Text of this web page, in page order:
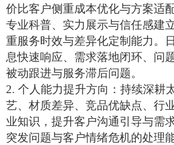
价比客户侧重成本优化与方案适
专业科普、实力展示与信任感建
重服务时效与差异化定制能力。
息快速响应、需求落地闭环、问
被动跟进与服务滞后问题。
2. 个人能力提升方向：持续深耕
艺、材质差异、竞品优缺点、行
业知识，提升客户沟通引导与需
突发问题与客户情绪危机的处理